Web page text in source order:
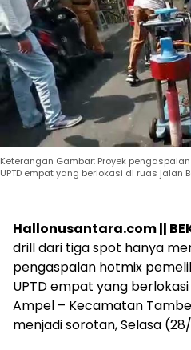
Keterangan Gambar: Proyek
UPTD empat yang berlokasi di ruas jalan
Hallonusantara.com ||
drill dari tiga spot hanya
pengaspalan hotmix
UPTD empat yang
Ampel – Kecamatan
menjadi sorotan, Selasa